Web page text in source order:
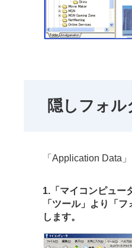
隠しフォル
「Application Data
1.「マイコンピュー
「ツール」より「
します。